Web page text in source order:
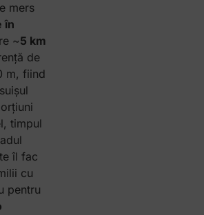
mers
în
~5 km
de
m, fiind
timpul
îl fac
cu
pentru